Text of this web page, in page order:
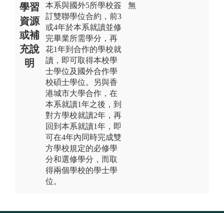
學習
資源
或補
充說
明
本系與國外5所學校簽
訂雙聯學位合約，前3
或4年於本系就讀並修
完畢業所需學分，再
花1年到合作的學校就
讀，即可取得本校學
士學位及國外合作學
校碩士學位。另與香
港城市大學合作，在
本系就讀1年之後，到
對方學校就讀2年，再
回到本系就讀1年，即
可在4年內同時完成雙
方學校規定的必修學
分和選修學分，而取
得兩個學校的學士學
位。
無